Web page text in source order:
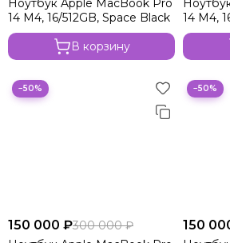
Apple MacBook Air 15 M2
Apple MacBook Air 13 M2
Apple MacBook Air 13 M1
Ноутбук Apple MacBook Pro
14 M4, 16/512GB, Space Black
В корзину
14 M4,
−50%
150 000 ₽300 000 ₽
−50%
150